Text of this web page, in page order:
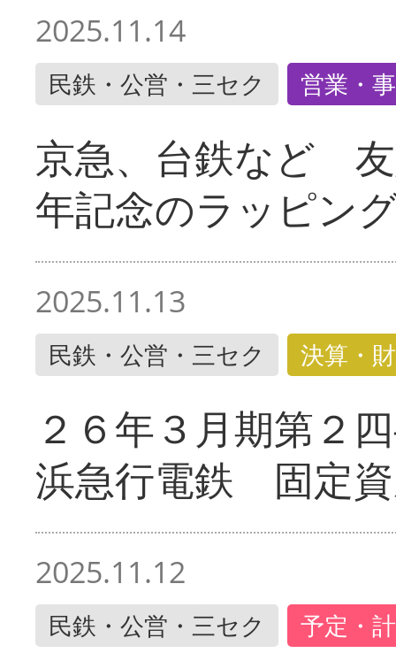
2025.11.14
民鉄・公営・三セク 営業・
京急、台鉄など
年記念のラッピン
2025.11.13
民鉄・公営・三セク 決算・
２６年３月期第２
浜急行電鉄 固定
2025.11.12
民鉄・公営・三セク 予定・